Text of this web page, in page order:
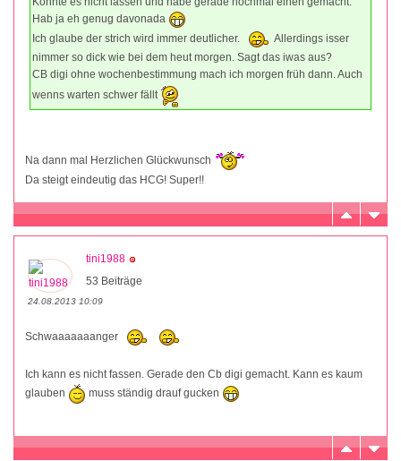
Hab ja eh genug davonada
Ich glaube der strich wird immer deutlicher.
Allerdings isser
nimmer so dick wie bei dem heut morgen. Sagt das iwas aus?
CB digi ohne wochenbestimmung mach ich morgen früh dann. Auch
wenns warten schwer fällt
Na dann mal Herzlichen Glückwunsch
Da steigt eindeutig das HCG! Super!!
tini1988
53 Beiträge
24.08.2013 10:09
Schwaaaaaaanger
Ich kann es nicht fassen. Gerade den Cb digi gemacht. Kann es kaum
glauben
muss ständig drauf gucken